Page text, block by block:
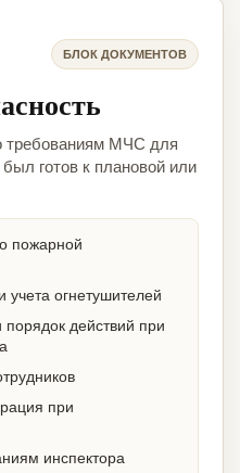
БЛОК ДОКУМЕНТОВ
требованиям МЧС для
готов к плановой или
пожарной
учета огнетушителей
порядок действий при
при
инспектора